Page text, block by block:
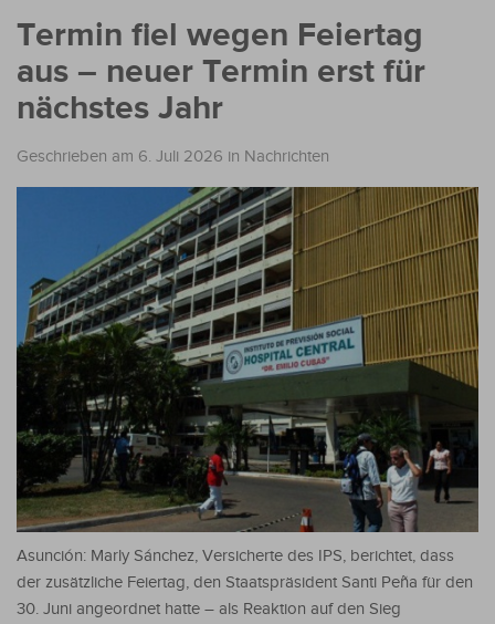
Termin fiel wegen Feiertag
aus – neuer Termin erst für
nächstes Jahr
Geschrieben am 6. Juli 2026 in Nachrichten
Asunción: Marly Sánchez, Versicherte des IPS, berichtet, dass
der zusätzliche Feiertag, den Staatspräsident Santi Peña für den
30. Juni angeordnet hatte – als Reaktion auf den Sieg